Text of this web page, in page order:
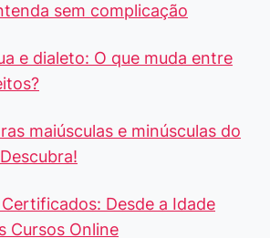
sem complicação
e dialeto: O que muda entre
maiúsculas e minúsculas do
Desde a Idade
Cursos Online